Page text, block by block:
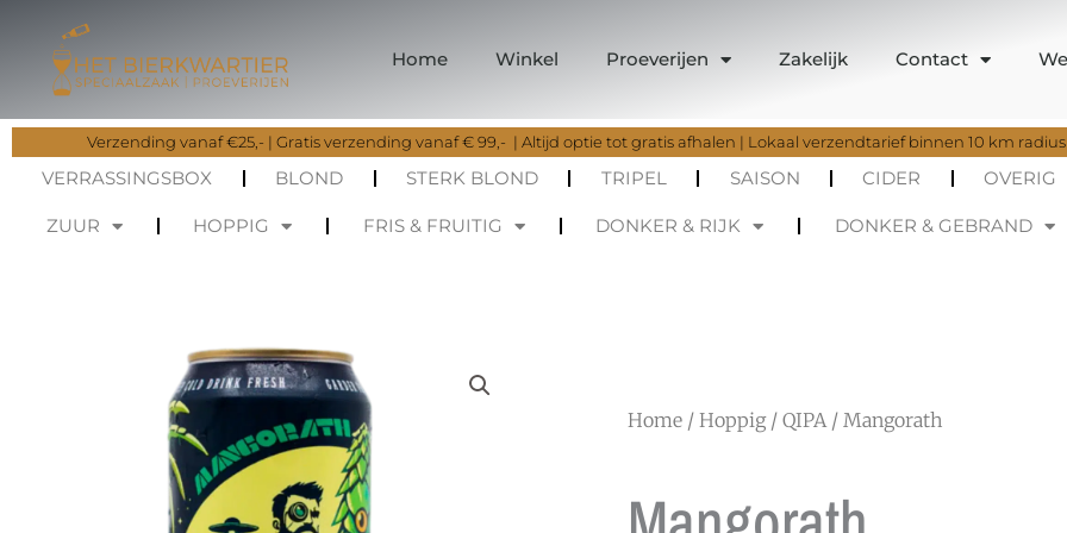
inhoud
Home Winkel Proeverijen Zakelijk Contact
Verzending vanaf €25,- | Gratis verzending vanaf € 99,- | Altijd optie tot gratis afhalen | Lokaal verzendtarief binnen 10 km radius
VERRASSINGSBOX BLOND STERK BLOND TRIPEL SAISON CIDER OVERIG
ZUUR HOPPIG FRIS & FRUITIG DONKER & RIJK DONKER & GEBRAND
Home /Hoppig/QIPA/ Mangorath